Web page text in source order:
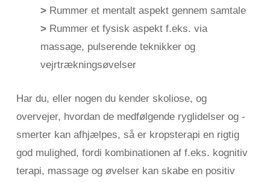
> Rummer et mentalt aspekt gennem samtale
> Rummer et fysisk aspekt f.eks. via
massage, pulserende teknikker og
vejrtrækningsøvelser
Har du, eller nogen du kender skoliose, og
overvejer, hvordan de medfølgende ryglidelser og -
smerter kan afhjælpes, så er kropsterapi en rigtig
god mulighed, fordi kombinationen af f.eks. kognitiv
terapi, massage og øvelser kan skabe en positiv